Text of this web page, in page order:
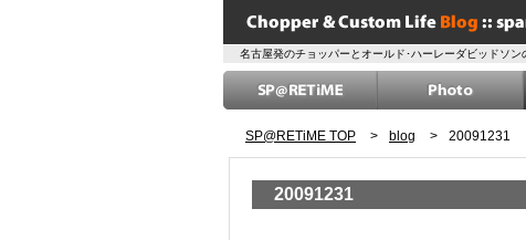
名古屋発のチョッパーとオールド･ハーレーダビッドソ
SP@RETiME TOP > blog > 20091231
20091231